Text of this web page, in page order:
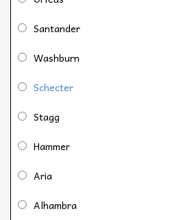
Santander
Washburn
Schecter
Stagg
Hammer
Aria
Alhambra